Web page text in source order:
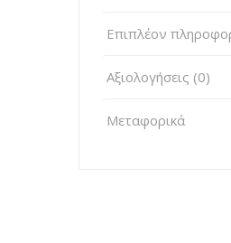
Επιπλέον
Αξιολογήσεις (0)
Μεταφορικά